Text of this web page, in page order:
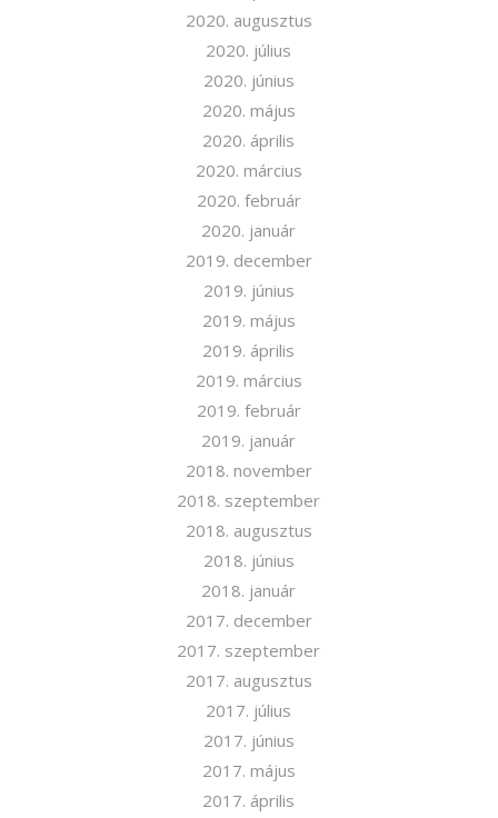
2020. augusztus
2020. július
2020. június
2020. május
2020. április
2020. március
2020. február
2020. január
2019. december
2019. június
2019. május
2019. április
2019. március
2019. február
2019. január
2018. november
2018. szeptember
2018. augusztus
2018. június
2018. január
2017. december
2017. szeptember
2017. augusztus
2017. július
2017. június
2017. május
2017. április
A feliratkozással elfogadja az adatvédelmi tájékoztatónkat. Elolvasom
Adatvédelmi tájékoztatót.
Feliratkozom